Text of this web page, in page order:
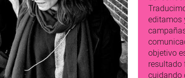
editamos
objetivo